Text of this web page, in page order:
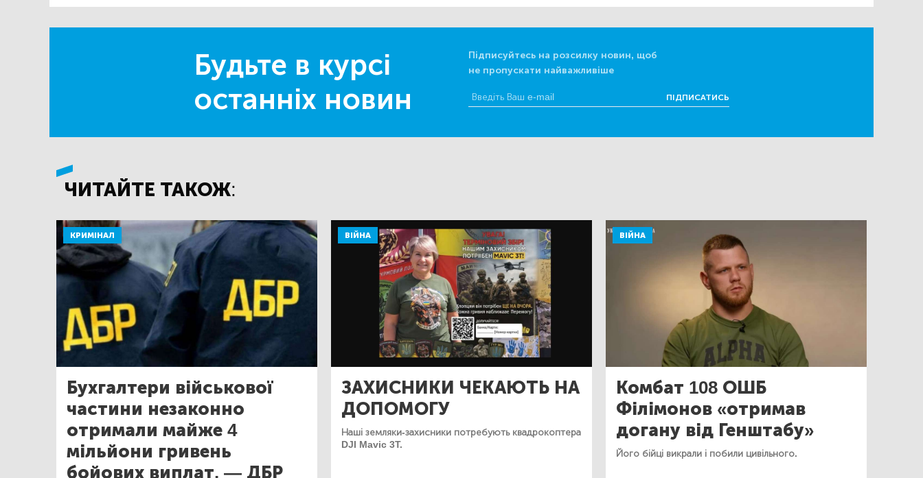
Будьте в курсі
останніх новин
Підписуйтесь на розсилку новин, щоб
не пропускати найважливіше
ПІДПИСАТИСЬ
ЧИТАЙТЕ ТАКОЖ:
КРИМІНАЛ
Бухгалтери військової
частини незаконно
отримали майже 4
мільйони гривень
бойових виплат, — ДБР
ВІЙНА
ЗАХИСНИКИ ЧЕКАЮТЬ НА
ДОПОМОГУ
Наші земляки-захисники потребують квадрокоптера
DJI Mavic 3T.
ВІЙНА
Комбат 108 ОШБ
Філімонов «отримав
догану від Генштабу»
Його бійці викрали і побили цивільного.